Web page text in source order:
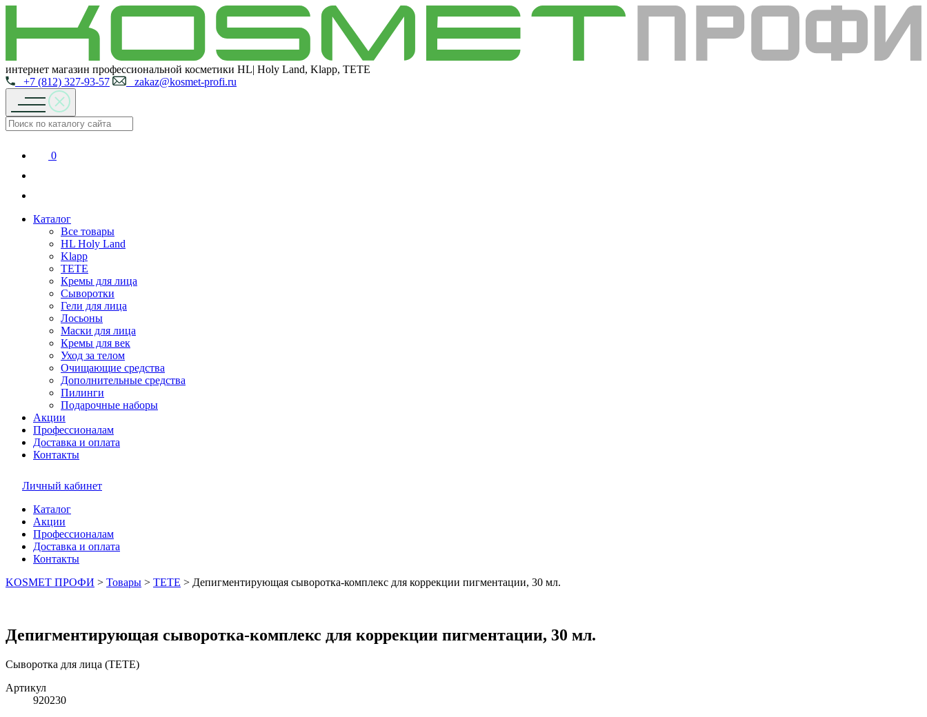
интернет магазин профессиональной косметики HL| Holy Land, Klapp, TETE
+7 (812) 327-93-57
zakaz@kosmet-profi.ru
0
Каталог
Все товары
HL Holy Land
Klapp
TETE
Кремы для лица
Сыворотки
Гели для лица
Лосьоны
Маски для лица
Кремы для век
Уход за телом
Очищающие средства
Дополнительные средства
Пилинги
Подарочные наборы
Акции
Профессионалам
Доставка и оплата
Контакты
Личный кабинет
Каталог
Акции
Профессионалам
Доставка и оплата
Контакты
KOSMET ПРОФИ > Товары > TETE > Депигментирующая сыворотка-комплекс для коррекции пигментации, 30 мл.
Депигментирующая сыворотка-комплекс для коррекции пигментации, 30 мл.
Сыворотка для лица (TETE)
Артикул
920230